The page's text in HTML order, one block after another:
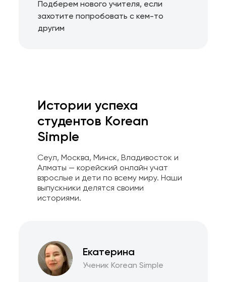
Подберем нового учителя, если
захотите попробовать с кем-то
другим
Истории успеха
студентов Korean
Simple
Сеул, Москва, Минск, Владивосток и
Алматы — корейский онлайн учат
взрослые и дети по всему миру. Наши
выпускники делятся своими
историями.
Екатерина
Ученик Korean Simple